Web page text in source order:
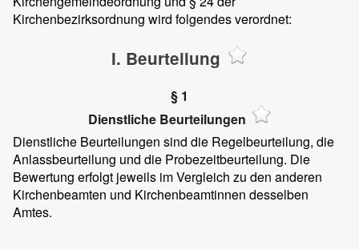
Kirchenbezirksordnung wird folgendes verordnet:
I. Beurteilung
§ 1
Dienstliche Beurteilungen
Dienstliche Beurteilungen sind die Regelbeurteilung, die
Anlassbeurteilung und die Probezeitbeurteilung. Die
Bewertung erfolgt jeweils im Vergleich zu den anderen
Kirchenbeamten und Kirchenbeamtinnen desselben
Amtes.